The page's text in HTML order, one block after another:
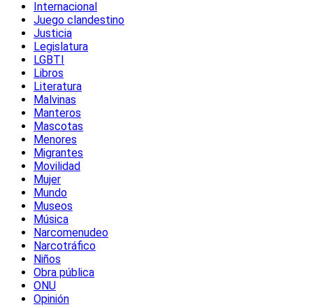
Internacional
Juego clandestino
Justicia
Legislatura
LGBTI
Libros
Literatura
Malvinas
Manteros
Mascotas
Menores
Migrantes
Movilidad
Mujer
Mundo
Museos
Música
Narcomenudeo
Narcotráfico
Niños
Obra pública
ONU
Opinión